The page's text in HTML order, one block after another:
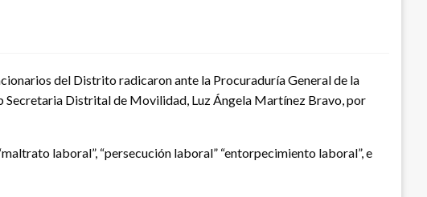
del Distrito radicaron ante la Procuraduría General de la
Distrital de Movilidad, Luz Ángela Martínez Bravo, por
laboral”, “persecución laboral” “entorpecimiento laboral”, e